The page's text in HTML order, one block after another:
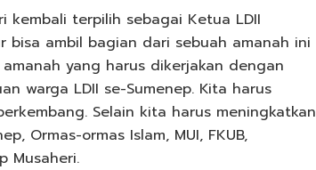
kembali terpilih sebagai Ketua LDII
bisa ambil bagian dari sebuah amanah ini
yang harus dikerjakan dengan
warga LDII se-Sumenep. Kita harus
Selain kita harus meningkatkan
Ormas-ormas Islam, MUI, FKUB,
Musaheri.